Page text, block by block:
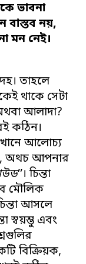
ভাবনা
বাস্তব নয়,
মন নেই।
তাহলে
থাকে সেটা
অথবা আলাদা?
কঠিন।
আলোচ্য
অথচ আপনার
’’। চিন্তা
মৌলিক
আসলে
স্বয়ম্ভু এবং
বিক্রিয়ক,